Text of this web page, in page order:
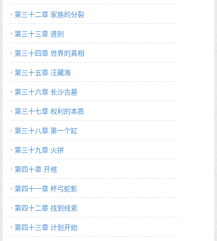
第三十二章 家族的分裂
第三十三章 道别
第三十四章 世界的真相
第三十五章 汪藏海
第三十六章 长沙古墓
第三十七章 权利的本质
第三十八章 第一个缸
第三十九章 火拼
第四十章 开棺
第四十一章 杯弓蛇影
第四十二章 找到线索
第四十三章 计划开始